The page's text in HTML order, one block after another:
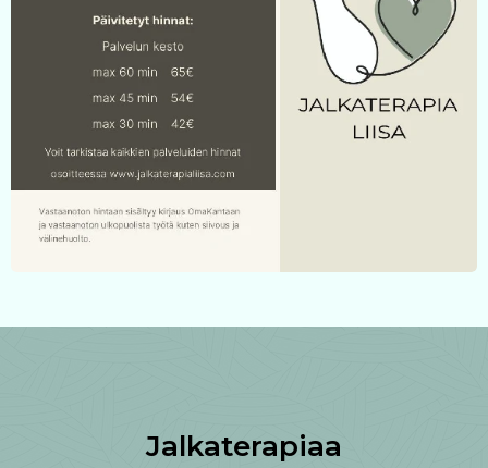
Jalkaterapiaa